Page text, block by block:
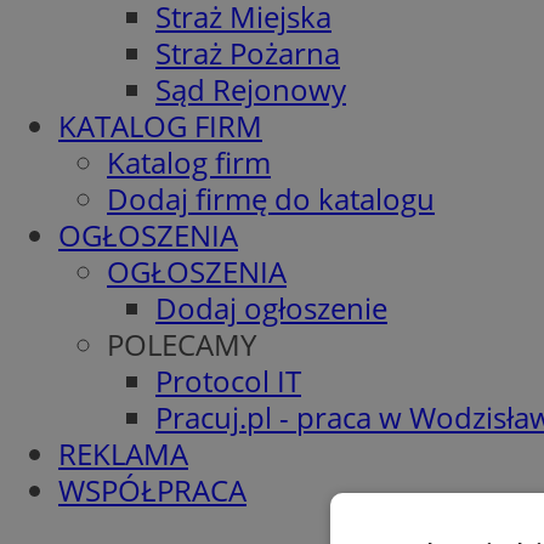
Straż Miejska
Straż Pożarna
Sąd Rejonowy
KATALOG FIRM
Katalog firm
Dodaj firmę do katalogu
OGŁOSZENIA
OGŁOSZENIA
Dodaj ogłoszenie
POLECAMY
Protocol IT
Pracuj.pl - praca w
REKLAMA
WSPÓŁPRACA